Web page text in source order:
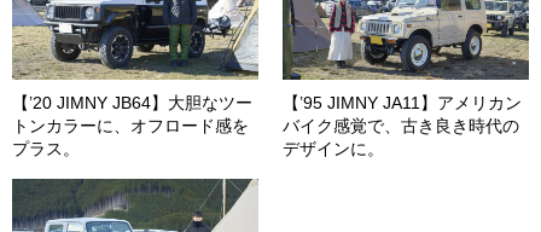
【’20 JIMNY JB64】大胆なツー
トンカラーに、オフロード感を
プラス。
【’95 JIMNY JA11】アメリカン
バイク感覚で、古き良き時代の
デザインに。